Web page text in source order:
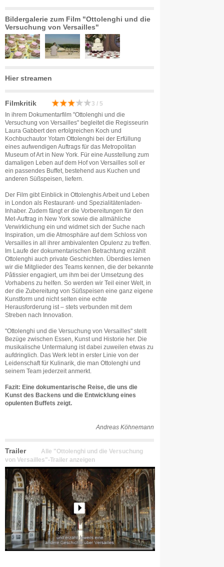
Bildergalerie zum Film "Ottolenghi und die
Versuchung von Versailles"
Hier streamen
Filmkritik 3 / 5
In ihrem Dokumentarfilm "Ottolenghi und die
Versuchung von Versailles" begleitet die Regisseurin
Laura Gabbert den erfolgreichen Koch und
Kochbuchautor Yotam Ottolenghi bei der Erfüllung
eines aufwendigen Auftrags für das Metropolitan
Museum of Art in New York. Für eine Ausstellung zum
damaligen Leben auf dem Hof von Versailles soll er
ein passendes Buffet, bestehend aus Kuchen und
anderen Süßspeisen, liefern.
Der Film gibt Einblick in Ottolenghis Arbeit und Leben
in London als Restaurant- und Spezialitätenladen-
Inhaber. Zudem fängt er die Vorbereitungen für den
Met-Auftrag in New York sowie die allmähliche
Verwirklichung ein und widmet sich der Suche nach
Inspiration, um die Atmosphäre auf dem Schloss von
Versailles in all ihrer ambivalenten Opulenz zu treffen.
Im Laufe der dokumentarischen Betrachtung erzählt
Ottolenghi auch private Geschichten. Überdies lernen
wir die Mitglieder des Teams kennen, die der bekannte
Pâtissier engagiert, um ihm bei der Umsetzung des
Vorhabens zu helfen. So werden wir Teil einer Welt, in
der die Zubereitung von Süßspeisen eine ganz eigene
Kunstform und nicht selten eine echte
Herausforderung ist – stets verbunden mit dem
Streben nach Innovation.
"Ottolenghi und die Versuchung von Versailles" stellt
Bezüge zwischen Essen, Kunst und Historie her. Die
musikalische Untermalung ist dabei zuweilen etwas zu
aufdringlich. Das Werk lebt in erster Linie von der
Leidenschaft für Kulinarik, die man Ottolenghi und
seinem Team jederzeit anmerkt.
Fazit: Eine dokumentarische Reise, die uns die
Kunst des Backens und die Entwicklung eines
opulenten Buffets zeigt.
Andreas Köhnemann
Trailer
Alle "Ottolenghi und die Versuchung
von Versailles"-Trailer anzeigen